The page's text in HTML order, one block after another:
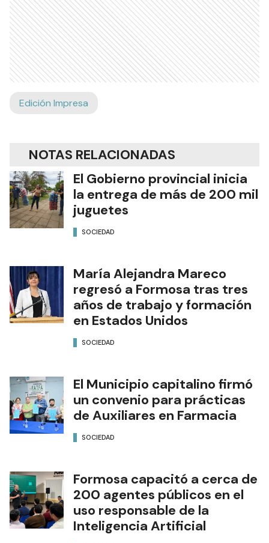
Edición Impresa
NOTAS RELACIONADAS
El Gobierno provincial inicia
la entrega de más de 200 mil
juguetes
SOCIEDAD
María Alejandra Mareco
regresó a Formosa tras tres
años de trabajo y formación
en Estados Unidos
SOCIEDAD
El Municipio capitalino firmó
un convenio para prácticas
de Auxiliares en Farmacia
SOCIEDAD
Formosa capacitó a cerca de
200 agentes públicos en el
uso responsable de la
Inteligencia Artificial